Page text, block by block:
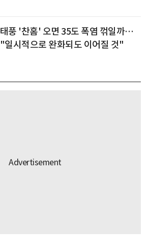
태풍 '찬홈' 오면 35도 폭염 꺾일까…
"일시적으로 완화되도 이어질 것"